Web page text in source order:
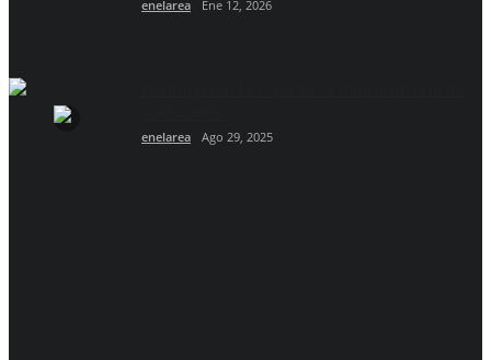
enelarea Ene 12, 2026
enelarea Ago 29, 2025